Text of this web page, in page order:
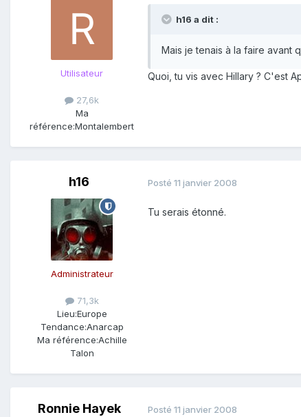
Utilisateur
27,6k
Ma
référence:Montalembert
h16 a dit :
Mais je tenais à la faire avant
Quoi, tu vis avec Hillary ? C'est
h16
Administrateur
71,3k
Lieu:Europe
Tendance:Anarcap
Ma référence:Achille
Talon
Posté 11 janvier 2008
Tu serais étonné.
Ronnie Hayek Posté 11 janvier 2008